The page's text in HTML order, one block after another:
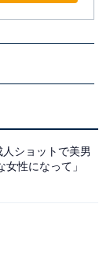
ショットで美男
性になって」